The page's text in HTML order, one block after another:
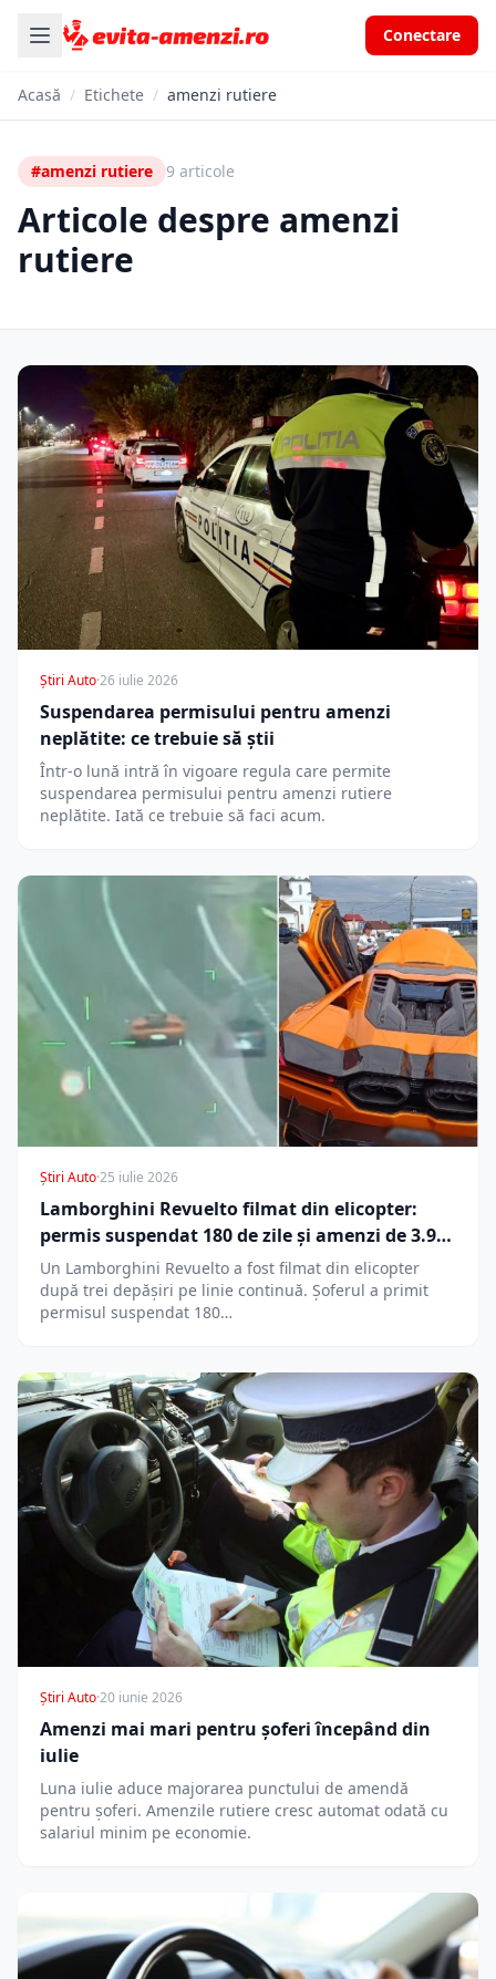
Conectare
Acasă / Etichete / amenzi rutiere
#amenzi rutiere 9 articole
Articole despre amenzi
rutiere
Știri Auto·26 iulie 2026
Suspendarea permisului pentru amenzi
neplătite: ce trebuie să știi
Într-o lună intră în vigoare regula care permite
suspendarea permisului pentru amenzi rutiere
neplătite. Iată ce trebuie să faci acum.
Știri Auto·25 iulie 2026
Lamborghini Revuelto filmat din elicopter:
permis suspendat 180 de zile și amenzi de 3.900
lei
Un Lamborghini Revuelto a fost filmat din elicopter
după trei depășiri pe linie continuă. Șoferul a primit
permisul suspendat 180…
Știri Auto·20 iunie 2026
Amenzi mai mari pentru șoferi începând din
iulie
Luna iulie aduce majorarea punctului de amendă
pentru șoferi. Amenzile rutiere cresc automat odată cu
salariul minim pe economie.